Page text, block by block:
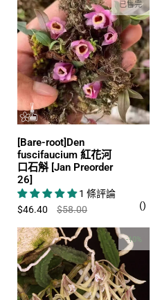
[Bare-root]Den
fuscifaucium 紅花河
口石斛 [Jan Preorder
26]
1 條評論
$46.40
$58.00
已售完
-10%